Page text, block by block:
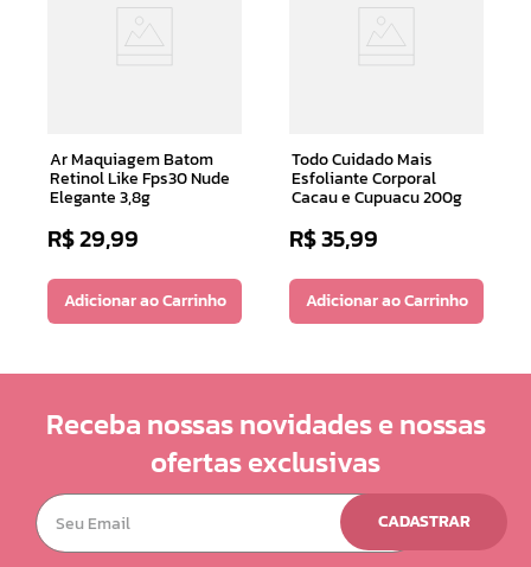
Ar Maquiagem Batom
Retinol Like Fps30 Nude
Elegante 3,8g
R$29,99
Adicionar ao Carrinho
Todo Cuidado Mais
Esfoliante Corporal
Cacau e Cupuacu 200g
R$35,99
Adicionar ao Carrinho
Receba nossas novidades e nossas
ofertas exclusivas
CADASTRAR